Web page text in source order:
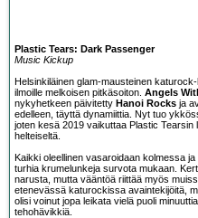
Plastic Tears: Dark Passenger
Music Kickup
Helsinkiläinen glam-mausteinen
ilmoille melkoisen pitkäsoiton. Angels
nykyhetkeen päivitetty Hanoi Rocks ja
edelleen, täyttä dynamiittia. Nyt tuo
joten kesä 2019 vaikuttaa Plastic
helteiseltä.
Kaikki oleellinen vasaroidaan kolmessa
turhia krumelunkeja survota mukaan.
narusta, mutta vääntöä riittää myös
etenevässä katurockissa avaintekijöitä,
olisi voinut jopa leikata vielä puoli
tehohävikkiä.